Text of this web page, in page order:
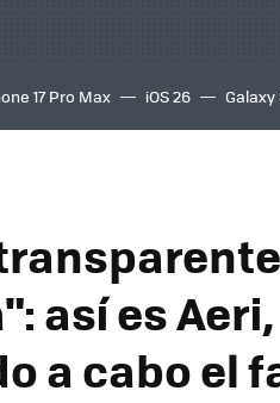
17 Pro Max iOS 26 Galaxy
así es
a cabo el